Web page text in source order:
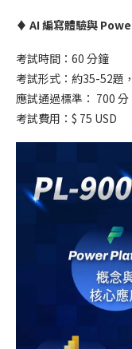
♦︎ AI 編寫體驗與
考試時間：60 分鐘
考試形式：約35-52題
應試通過標準： 700
考試費用：$ 75 USD